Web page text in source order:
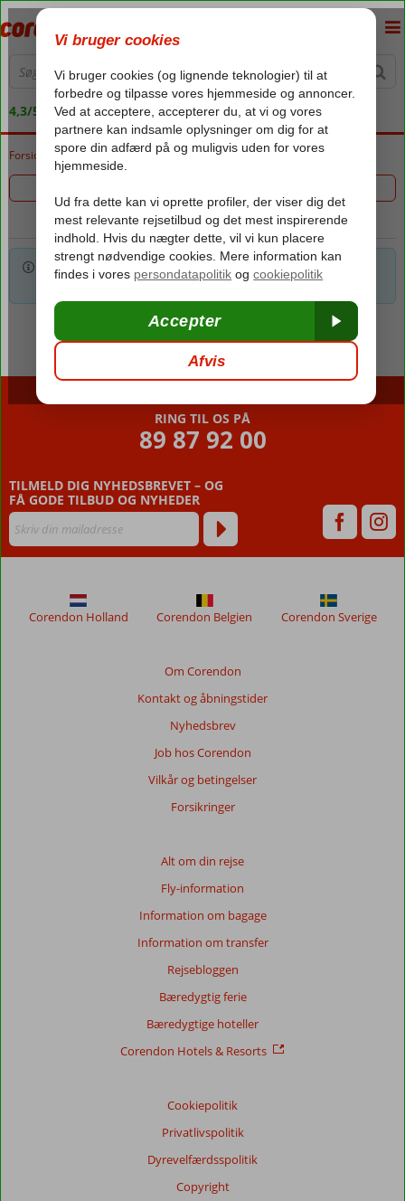
4,3/5 på Trustpilot
Forside Rejser
Vi har desværre ingen rejser ud fra de kriterier, du har valgt.
Prøv evt. at slette et eller flere af de valgte kriterier.
RING TIL OS PÅ
89 87 92 00
TILMELD DIG NYHEDSBREVET – OG
FÅ GODE TILBUD OG NYHEDER
Om Corendon
Kontakt og åbningstider
Nyhedsbrev
Job hos Corendon
Vilkår og betingelser
Forsikringer
Alt om din rejse
Fly-information
Information om bagage
Information om transfer
Rejsebloggen
Bæredygtig ferie
Bæredygtige hoteller
Corendon Hotels & Resorts
Cookiepolitik
Privatlivspolitik
Dyrevelfærdsspolitik
Copyright
Corendon Holland Corendon Belgien Corendon Sverige